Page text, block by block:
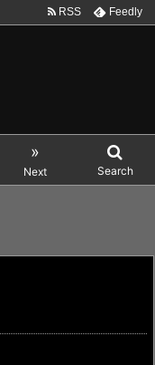
»
Next Search
RSS Feedly